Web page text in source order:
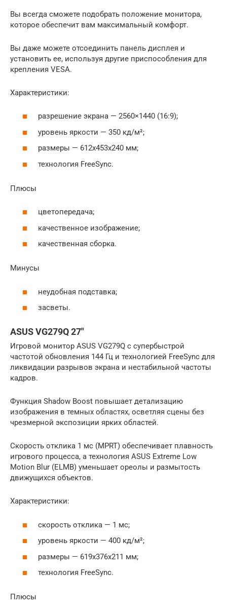
Вы всегда сможете подобрать положение монитора,
которое обеспечит вам максимальный комфорт.
Вы даже можете отсоединить панель дисплея и
установить ее, используя другие приспособления для
крепления VESA.
Характеристики:
разрешение экрана — 2560×1440 (16:9);
уровень яркости — 350 кд/м²;
размеры — 612x453x240 мм;
технология FreeSync.
Плюсы
цветопередача;
качественное изображение;
качественная сборка.
Минусы
неудобная подставка;
засветы.
ASUS VG279Q 27″
Игровой монитор ASUS VG279Q с супербыстрой
частотой обновления 144 Гц и технологией FreeSync для
ликвидации разрывов экрана и нестабильной частоты
кадров.
Функция Shadow Boost повышает детализацию
изображения в темных областях, осветляя сцены без
чрезмерной экспозиции ярких областей.
Скорость отклика 1 мс (MPRT) обеспечивает плавность
игрового процесса, а технология ASUS Extreme Low
Motion Blur (ELMB) уменьшает ореолы и размытость
движущихся объектов.
Характеристики:
скорость отклика — 1 мс;
уровень яркости — 400 кд/м²;
размеры — 619x376x211 мм;
технология FreeSync.
Плюсы